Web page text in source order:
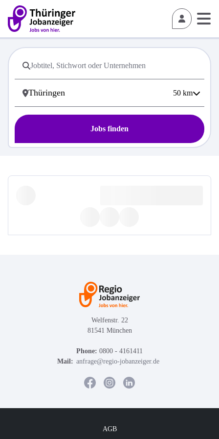
50 km
Jobs finden
Welfenstr. 22
81541 München
Phone: 0800 - 4161411
Mail: anfrage@regio-jobanzeiger.de
AGB